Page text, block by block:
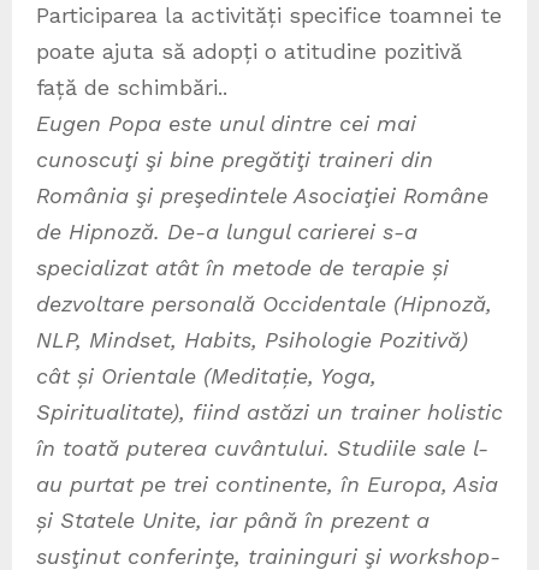
Participarea la activități specifice toamnei te
poate ajuta să adopți o atitudine pozitivă
față de schimbări..
Eugen Popa este unul dintre cei mai
cunoscuţi şi bine pregătiţi traineri din
România şi preşedintele Asociaţiei Române
de Hipnoză. De-a lungul carierei s-a
specializat atât în metode de terapie și
dezvoltare personală Occidentale (Hipnoză,
NLP, Mindset, Habits, Psihologie Pozitivă)
cât și Orientale (Meditație, Yoga,
Spiritualitate), fiind astăzi un trainer holistic
în toată puterea cuvântului. Studiile sale l-
au purtat pe trei continente, în Europa, Asia
și Statele Unite, iar până în prezent a
susţinut conferinţe, traininguri şi workshop-